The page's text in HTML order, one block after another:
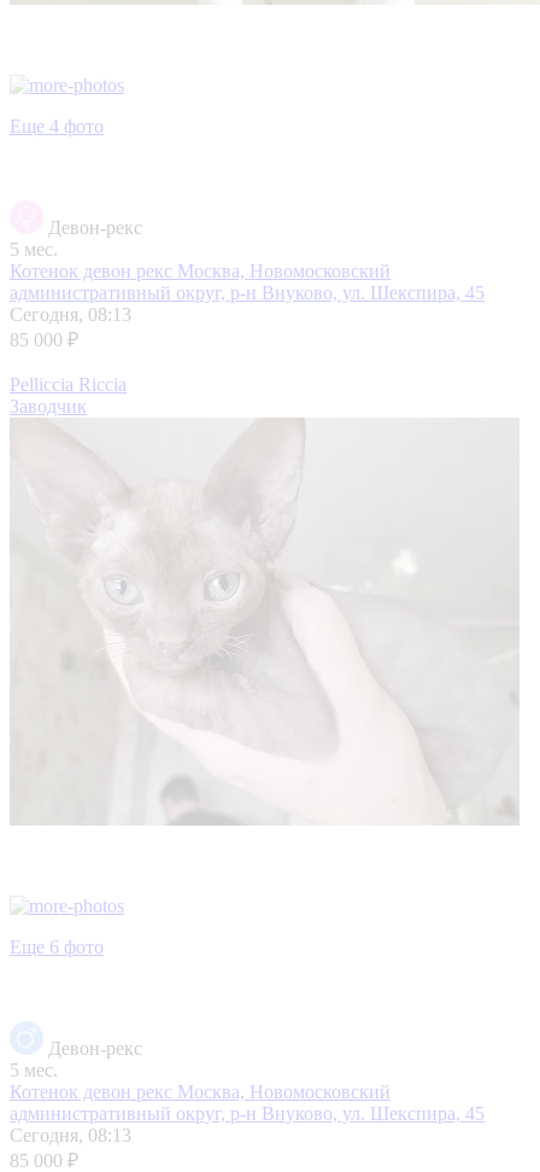
Еще 4 фото
Девон-рекс
5 мес.
Котенок девон рекс Москва, Новомосковский
административный округ, р-н Внуково, ул. Шекспира, 45
Сегодня, 08:13
85 000 ₽
Pelliccia Riccia
Заводчик
Еще 6 фото
Девон-рекс
5 мес.
Котенок девон рекс Москва, Новомосковский
административный округ, р-н Внуково, ул. Шекспира, 45
Сегодня, 08:13
85 000 ₽